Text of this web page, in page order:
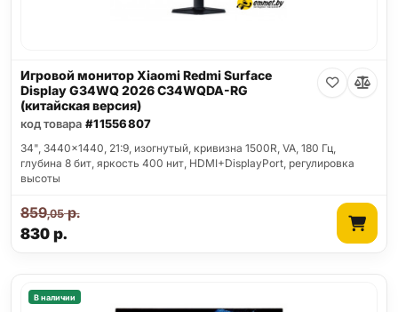
Игровой монитор Xiaomi Redmi Surface
Display G34WQ 2026 C34WQDA-RG
(китайская версия)
код товара #11556807
34", 3440x1440, 21:9, изогнутый, кривизна 1500R, VA, 180 Гц,
глубина 8 бит, яркость 400 нит, HDMI+DisplayPort, регулировка
высоты
830р.
859,05р.
В наличии